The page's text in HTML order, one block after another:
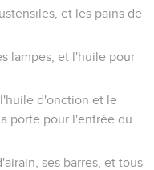
et les pains de
lampes, et l'huile pour
d'onction et le
porte pour l'entrée du
ses barres, et tous